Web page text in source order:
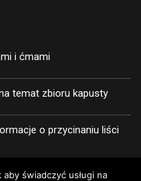
i ćmami
temat zbioru kapusty
o przycinaniu liści
świadczyć usługi na